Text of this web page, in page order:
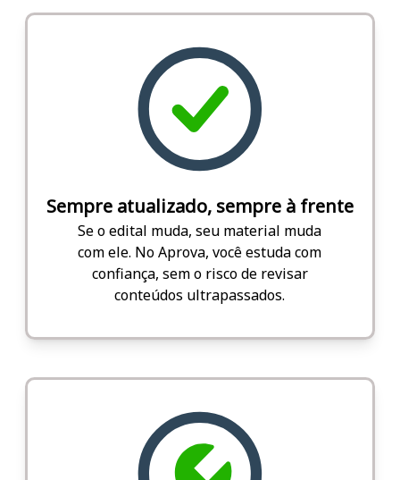
Sempre atualizado, sempre à frente
Se o edital muda, seu material muda
com ele. No Aprova, você estuda com
confiança, sem o risco de revisar
conteúdos ultrapassados.